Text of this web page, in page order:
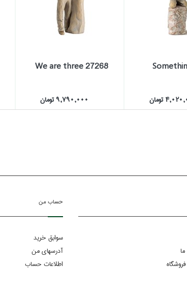
27269
تومان
27268 We are three
9,790,000 تومان
حساب من
سوابق خرید
آدرسهای من
اطلاعات حساب